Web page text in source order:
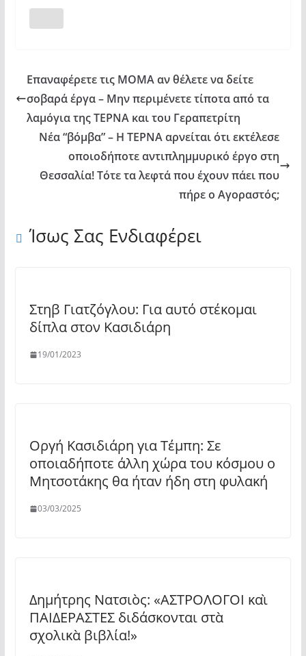
Επαναφέρετε τις ΜΟΜΑ αν θέλετε να δείτε
σοβαρά έργα – Μην περιμένετε τίποτα από τα
λαμόγια της ΤΕΡΝΑ και του Γεραπετρίτη
Νέα “βόμβα” – Η ΤΕΡΝΑ αρνείται ότι εκτέλεσε
οποιοδήποτε αντιπλημμυρικό έργο στη
Θεσσαλία! Τότε τα λεφτά που έχουν πάει που
πήρε ο Αγοραστός;
Ίσως Σας Ενδιαφέρει
Στηβ Γιατζόγλου: Για αυτό στέκομαι
δίπλα στον Κασιδιάρη
19/01/2023
Οργή Κασιδιάρη για Τέμπη: Σε
οποιαδήποτε άλλη χώρα του κόσμου ο
Μητσοτάκης θα ήταν ήδη στη φυλακή
03/03/2025
Δημήτρης Νατσιὸς: «ΑΣΤΡΟΛΟΓΟΙ καὶ
ΠΑΙΔΕΡΑΣΤΕΣ διδάσκονται στὰ
σχολικὰ βιβλία!»